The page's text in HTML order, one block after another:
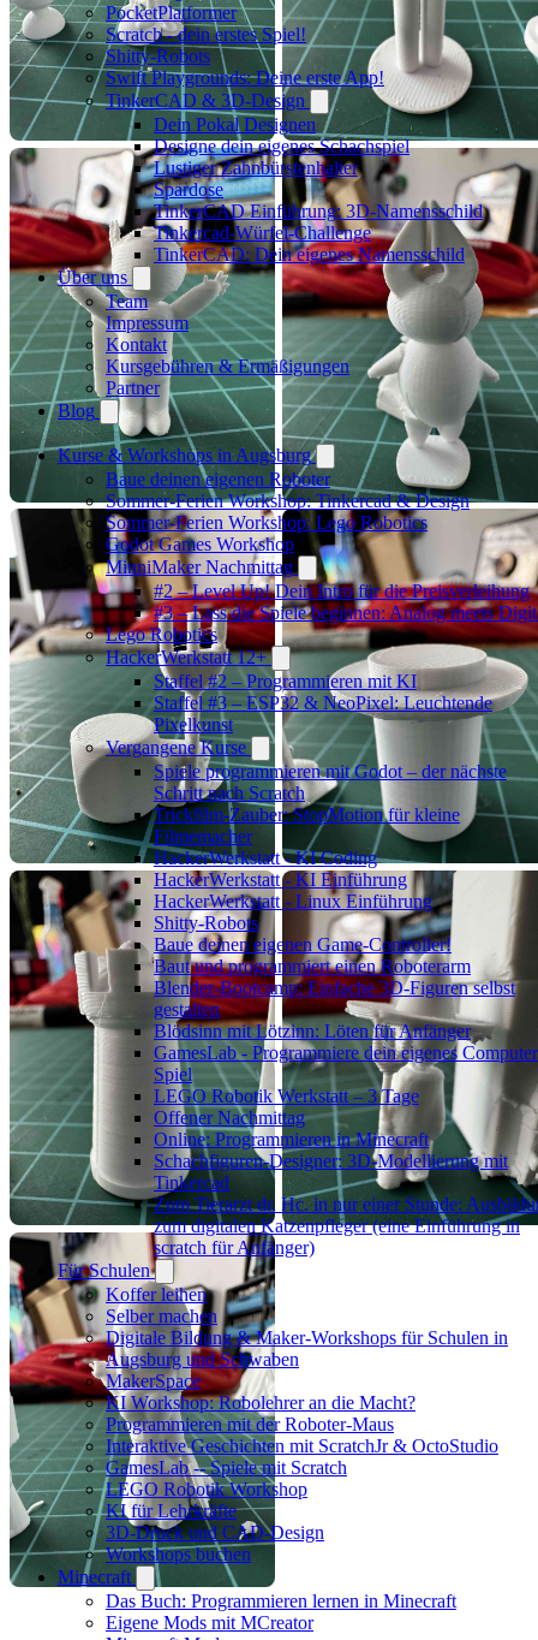
PocketPlatformer
Scratch - dein erstes Spiel!
Shitty-Robots
Swift Playgrounds: Deine erste App!
TinkerCAD & 3D-Design
Dein Pokal Designen
Designe dein eigenes Schachspiel
Lustiger Zahnbürstenhalter
Spardose
TinkerCAD Einführung: 3D-Namensschild
Tinkercad-Würfel-Challenge
TinkerCAD: Dein eigenes Namensschild
Über uns
Team
Impressum
Kontakt
Kursgebühren & Ermäßigungen
Partner
Blog
Kurse & Workshops in Augsburg
Baue deinen eigenen Roboter
Sommer-Ferien Workshop: Tinkercad & Design
Sommer-Ferien Workshop: Lego Robotics
Godot Games Workshop
MinniMaker Nachmittag
#2 – Level Up! Dein Intro für die Preisverleihung
#3 – Lass die Spiele beginnen: Analog meets
Lego Robotics
HackerWerkstatt 12+
Staffel #2 – Programmieren mit KI
Staffel #3 – ESP32 & NeoPixel: Leuchtende
Pixelkunst
Vergangene Kurse
Spiele programmieren mit Godot – der nächste
Schritt nach Scratch
Trickfilm-Zauber: StopMotion für kleine
Filmemacher
HackerWerkstatt - KI Coding
HackerWerkstatt - KI Einführung
HackerWerkstatt - Linux Einführung
Shitty-Robots
Baue deinen eigenen Game-Controller!
Baut und programmiert einen Roboterarm
Blender-Bootcamp: Einfache 3D-Figuren selbst
gestalten
Blödsinn mit Lötzinn: Löten für Anfänger
GamesLab - Programmiere dein eigenes
Spiel
LEGO Robotik Werkstatt – 3 Tage
Offener Nachmittag
Online: Programmieren in Minecraft
Schachfiguren-Designer: 3D-Modellierung mit
Tinkercad
Zum Tierarzt dr. Hc. in nur einer Stunde:
zum digitalen Katzenpfleger (eine Einführung in
scratch für Anfänger)
Für Schulen
Koffer leihen
Selber machen
Digitale Bildung & Maker-Workshops für Schulen in
Augsburg und Schwaben
MakerSpace
KI Workshop: Robolehrer an die Macht?
Programmieren mit der Roboter-Maus
Interaktive Geschichten mit ScratchJr & OctoStudio
GamesLab -- Spiele mit Scratch
LEGO Robotik Workshop
KI für Lehrkräfte
3D-Druck und CAD-Design
Workshops buchen
Minecraft
Das Buch: Programmieren lernen in Minecraft
Eigene Mods mit MCreator